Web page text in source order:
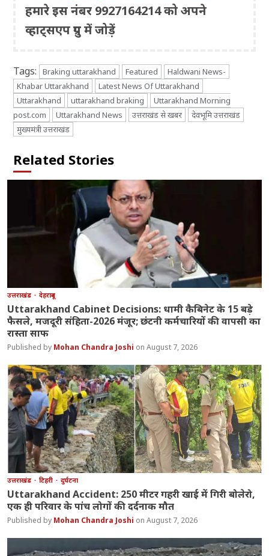
हमारे इस नंबर 9927164214 को अपने
व्हाट्सएप ग्रुप में जोड़ें
Tags: Braking uttarakhand Featured
Haldwani News-
Khabar Uttarakhand
Latest News Of Uttarakhand
Uttarakhand
uttarakhand braking
Uttarakhand Morning
post.com
Uttarakhand News उत्तराखंड से खबर
देवभूमि उत्तराखंड
मुख्यमंत्री उत्तराखंड
Related Stories
उत्तराखंड देहरादून
Uttarakhand Cabinet Decisions: धामी कैबिनेट के 15 बड़े
फैसले, मजदूरी संहिता-2026 मंजूर; छंटनी कर्मचारियों की वापसी का
रास्ता साफ
Mohan Chandra Joshi August 7, 2026
उत्तराखंड टिहरी दुर्घटना
Uttarakhand Accident: 250 मीटर गहरी खाई में गिरी बोलेरो,
एक ही परिवार के पांच लोगों की दर्दनाक मौत
Mohan Chandra Joshi August 7, 2026